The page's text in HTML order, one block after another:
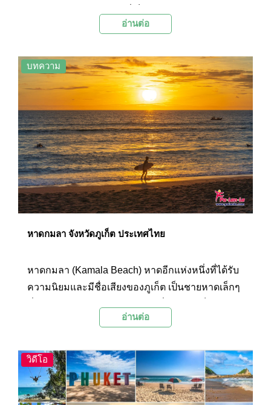
กลางวัน พระอาทิตย์ตกสวยๆ ชวนผ่อนคลายในช่วง
ที่ภูเก็ตมีหาดสวยๆ อยู่มากมาย แต่ละแห่งก็มีเสน่ห์ที่
แตกต่างกันไป วันนี้ Palanla จึงได้รวบรวมชายหาด
แสนสวยของภูเก็ตทั้ง 10 แห่งมาฝากกัน
อ่านต่อ
บทความ
หาดกมลา จังหวัดภูเก็ต ประเทศไทย
หาดกมลา (Kamala Beach) หาดอีกแห่งหนึ่งที่ได้รับ
ความนิยมและมีชื่อเสียงของภูเก็ต เป็นชายหาดเล็กๆ
ธรรมชาติ กับบรรยากาศที่ผ่อนคลายและเหมาะแก่
อ่านต่อ
วิดีโอ